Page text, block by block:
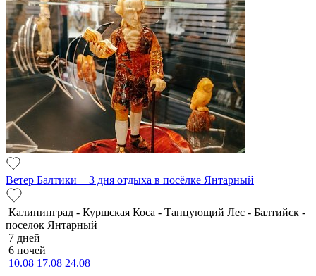
Ветер Балтики + 3 дня отдыха в посёлке Янтарный
Калининград - Куршская Коса - Танцующий Лес - Балтийск -
поселок Янтарный
7 дней
6 ночей
10.08 17.08 24.08